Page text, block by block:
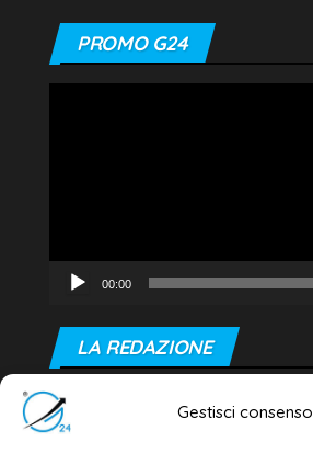
Gestisci consenso
PROMO G24
00:00
LA REDAZIONE
Editore e direttore responsabile:
Dott. Daniele G. Masciullo